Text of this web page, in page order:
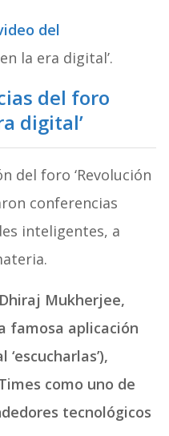
del
la era digital’.
del foro
digital’
del foro ‘Revolución
conferencias
inteligentes, a
Dhiraj Mukherjee,
famosa aplicación
como uno de
tecnológicos